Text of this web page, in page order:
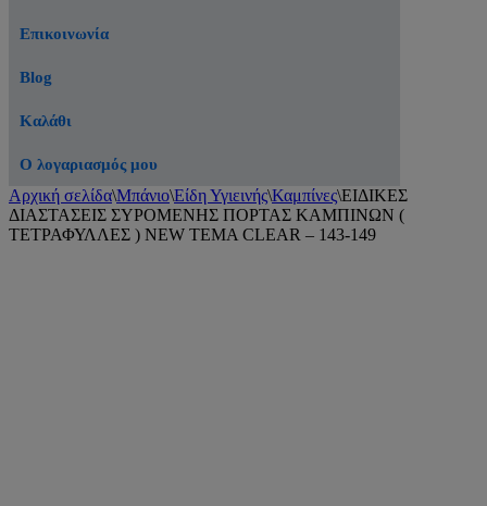
Επικοινωνία
Blog
Καλάθι
Ο λογαριασμός μου
Αρχική σελίδα\Μπάνιο\Είδη Υγιεινής\Καμπίνες\ΕΙΔΙΚΕΣ
ΔΙΑΣΤΑΣΕΙΣ ΣΥΡΟΜΕΝΗΣ ΠΟΡΤΑΣ ΚΑΜΠΙΝΩΝ (
ΤΕΤΡΑΦΥΛΛΕΣ ) NEW TEMA CLEAR – 143-149